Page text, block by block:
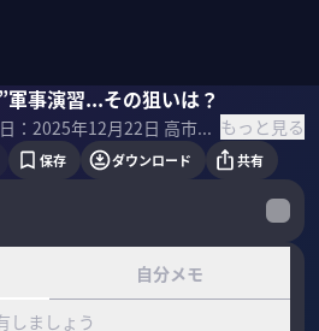
事演習...その狙いは？
▼収録日：2025年12月22日 高市総理の安保論議が白熱する中、中国軍が台湾包囲演習を開始。「2026年侵攻」の可能性はあるのか？トランプ政権の動向から日本の「現状維持コスト」まで。東大・松田康博教授が、実弾演習の真意と、中国が狙う「強制的平和統一」のシナリオを徹底解説。 ＜ゲスト＞ 松田康博｜東京大学東洋文化研究所 教授 慶應義塾大学大学院修了後、防衛省防衛研究所にて主任研究官などを歴任。2011年より現職。専攻はアジア政治外交史や東アジア国際政治研究。中国や台湾の政治、安全保障、中台関係、日本の外交政策を専門とする。実務と学術の双方から東アジア情勢を紐解く、安全保障研究の第一人者。 ▼参考書籍 『中国と台湾ー危機と均衡の政治学』 松田康博 (著) 慶應義塾大学出版会(刊) もっと見る
保存 ダウンロード 共有
自分メモ
しましょう